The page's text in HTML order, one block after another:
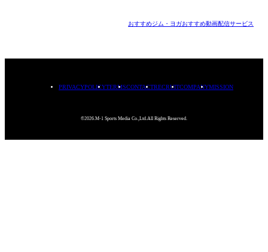
おすすめジム・ヨガおすすめ動画配信サービス
PRIVACYPOLICYTERMSCONTACTRECRUITCOMPANYMISSION
©2026.M-1 Sports Media Co.,Ltd.All Rights Reserved.